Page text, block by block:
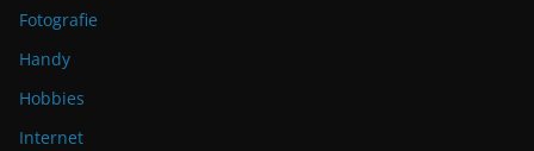
Fotografie
Handy
Hobbies
Internet